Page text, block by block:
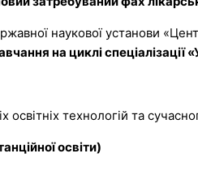
наукової установи
на циклі спеціалізації
освітніх технологій та
освіти)